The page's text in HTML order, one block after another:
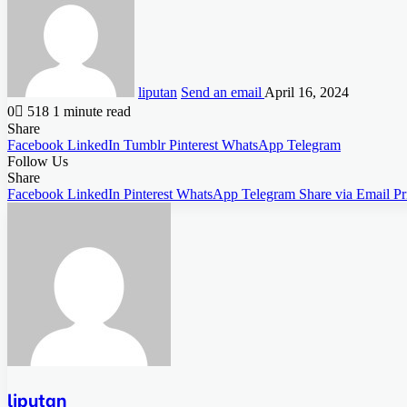
liputan Send an email April 16, 2024
0
518 1 minute read
Share
Facebook LinkedIn Tumblr Pinterest WhatsApp Telegram
Follow Us
Share
Facebook LinkedIn Pinterest WhatsApp Telegram Share via Email
liputan